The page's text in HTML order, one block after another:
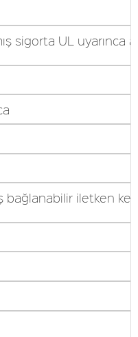
sigorta UL uyarınca
bağlanabilir iletken